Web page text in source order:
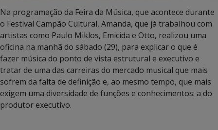
Na programação da Feira da Música, que acontece durante
o Festival Campão Cultural, Amanda, que já trabalhou com
artistas como Paulo Miklos, Emicida e Otto, realizou uma
oficina na manhã do sábado (29), para explicar o que é
fazer música do ponto de vista estrutural e executivo e
tratar de uma das carreiras do mercado musical que mais
sofrem da falta de definição e, ao mesmo tempo, que mais
exigem uma diversidade de funções e conhecimentos: a do
produtor executivo.